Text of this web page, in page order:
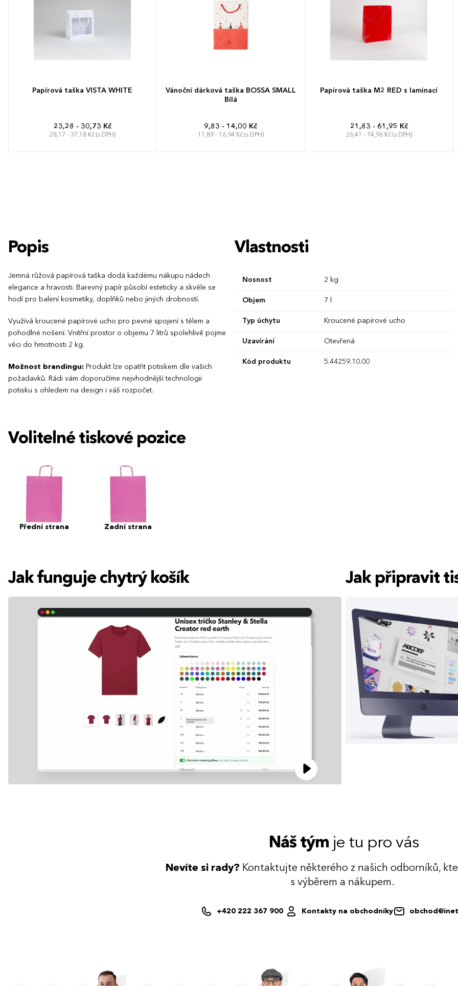
Papírová taška VISTA WHITE
23,28 - 30,73 Kč
28,17 - 37,18 Kč (s DPH)
Vánoční dárková taška BOSSA SMALL
Bílá
9,83 - 14,00 Kč
11,89 - 16,94 Kč (s DPH)
Papírová taška M2 RED s laminací
21,83 - 61,95 Kč
26,41 - 74,96 Kč (s DPH)
Popis
Jemná růžová papírová taška dodá každému nákupu nádech
elegance a hravosti. Barevný papír působí esteticky a skvěle se
hodí pro balení kosmetiky, doplňků nebo jiných drobností.
Využívá kroucené papírové ucho pro pevné spojení s tělem a
pohodlné nošení. Vnitřní prostor o objemu 7 litrů spolehlivě pojme
věci do hmotnosti 2 kg.
Možnost brandingu: Produkt lze opatřit potiskem dle vašich
požadavků. Rádi vám doporučíme nejvhodnější technologii
potisku s ohledem na design i váš rozpočet.
Vlastnosti
Nosnost 2 kg
Objem 7 l
Typ úchytu Kroucené papírové ucho
Uzavírání Otevřená
Kód produktu 5.44259.10.00
Volitelné tiskové pozice
Přední strana Zadní strana
Jak funguje chytrý košík Jak připravit
Náš tým je tu pro vás
Nevíte si rady? Kontaktujte některého z našich odborníků,
s výběrem a nákupem.
+420 222 367 900 Kontakty na obchodníky